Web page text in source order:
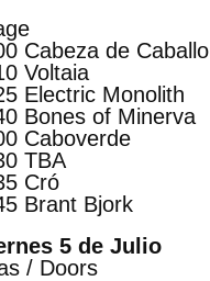
Cabeza de Caballo
Voltaia
Electric Monolith
Bones of Minerva
Caboverde
TBA
Cró
Brant Bjork
5 de Julio
/ Doors